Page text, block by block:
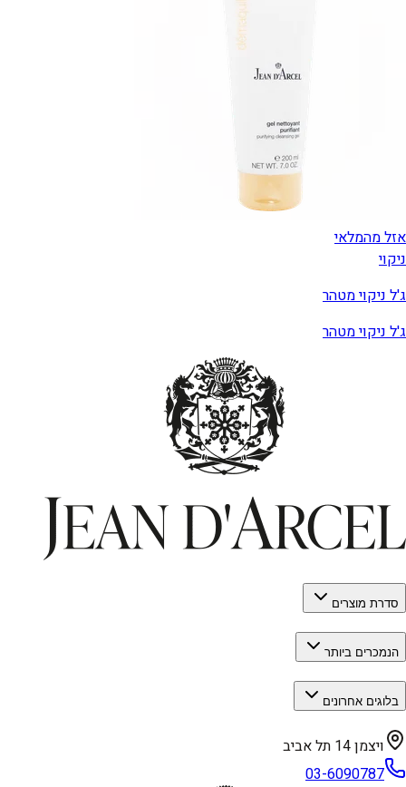
אזל מהמלאי
ניקוי
ג'ל ניקוי מטהר
ג'ל ניקוי מטהר
סדרת מוצרים
הנמכרים ביותר
בלוגים אחרונים
ויצמן 14 תל אביב
03-6090787